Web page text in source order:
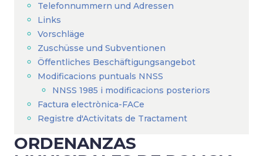
Telefonnummern und Adressen
Links
Vorschläge
Zuschüsse und Subventionen
Öffentliches Beschäftigungsangebot
Modificacions puntuals NNSS
NNSS 1985 i modificacions posteriors
Factura electrònica-FACe
Registre d'Activitats de Tractament
ORDENANZAS